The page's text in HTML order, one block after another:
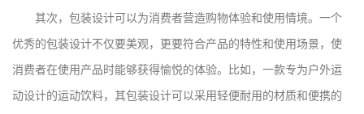
其次，包装设计可以为消费者营造购物体验和使用情境。一个
优秀的包装设计不仅要美观，更要符合产品的特性和使用场景，使
消费者在使用产品时能够获得愉悦的体验。比如，一款专为户外运
动设计的运动饮料，其包装设计可以采用轻便耐用的材质和便携的